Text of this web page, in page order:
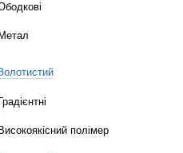
Метал
Градієнтні
Високоякісний полімер